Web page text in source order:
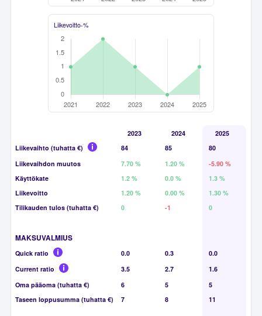
Liikevoitto-%
2023 2024
2025
Liikevaihto (tuhatta €)
84 85
80
Liikevaihdon muutos
7.70 % 1.20 %
-5.90 %
Käyttökate
1.2 % 0.0 %
1.3 %
Liikevoitto
1.20 % 0.00 %
1.30 %
Tilikauden tulos (tuhatta €)
0 -1 0
MAKSUVALMIUS
Quick ratio 0.0 0.3
0.0
Current ratio
3.5 2.7
1.6
Oma pääoma (tuhatta €)
6 5
5
Taseen loppusumma (tuhatta €)
7 8 11